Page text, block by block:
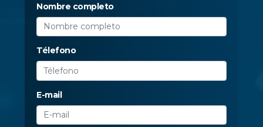
Nombre completo
Télefono
E-mail